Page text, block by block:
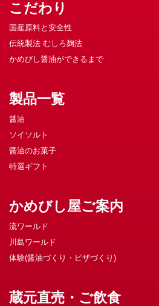
こだわり
国産原料と安全性
伝統製法 むしろ麹法
かめびし醤油ができるまで
製品一覧
醤油
ソイソルト
醤油のお菓子
特選ギフト
かめびし屋ご案内
流ワールド
川島ワールド
体験(醤油づくり・ピザづくり)
蔵元直売・ご飲食